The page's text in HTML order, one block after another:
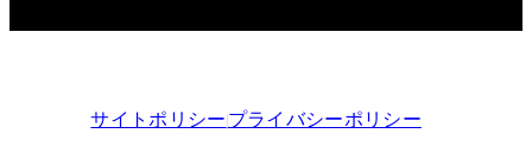
サイトポリシープライバシーポリシー